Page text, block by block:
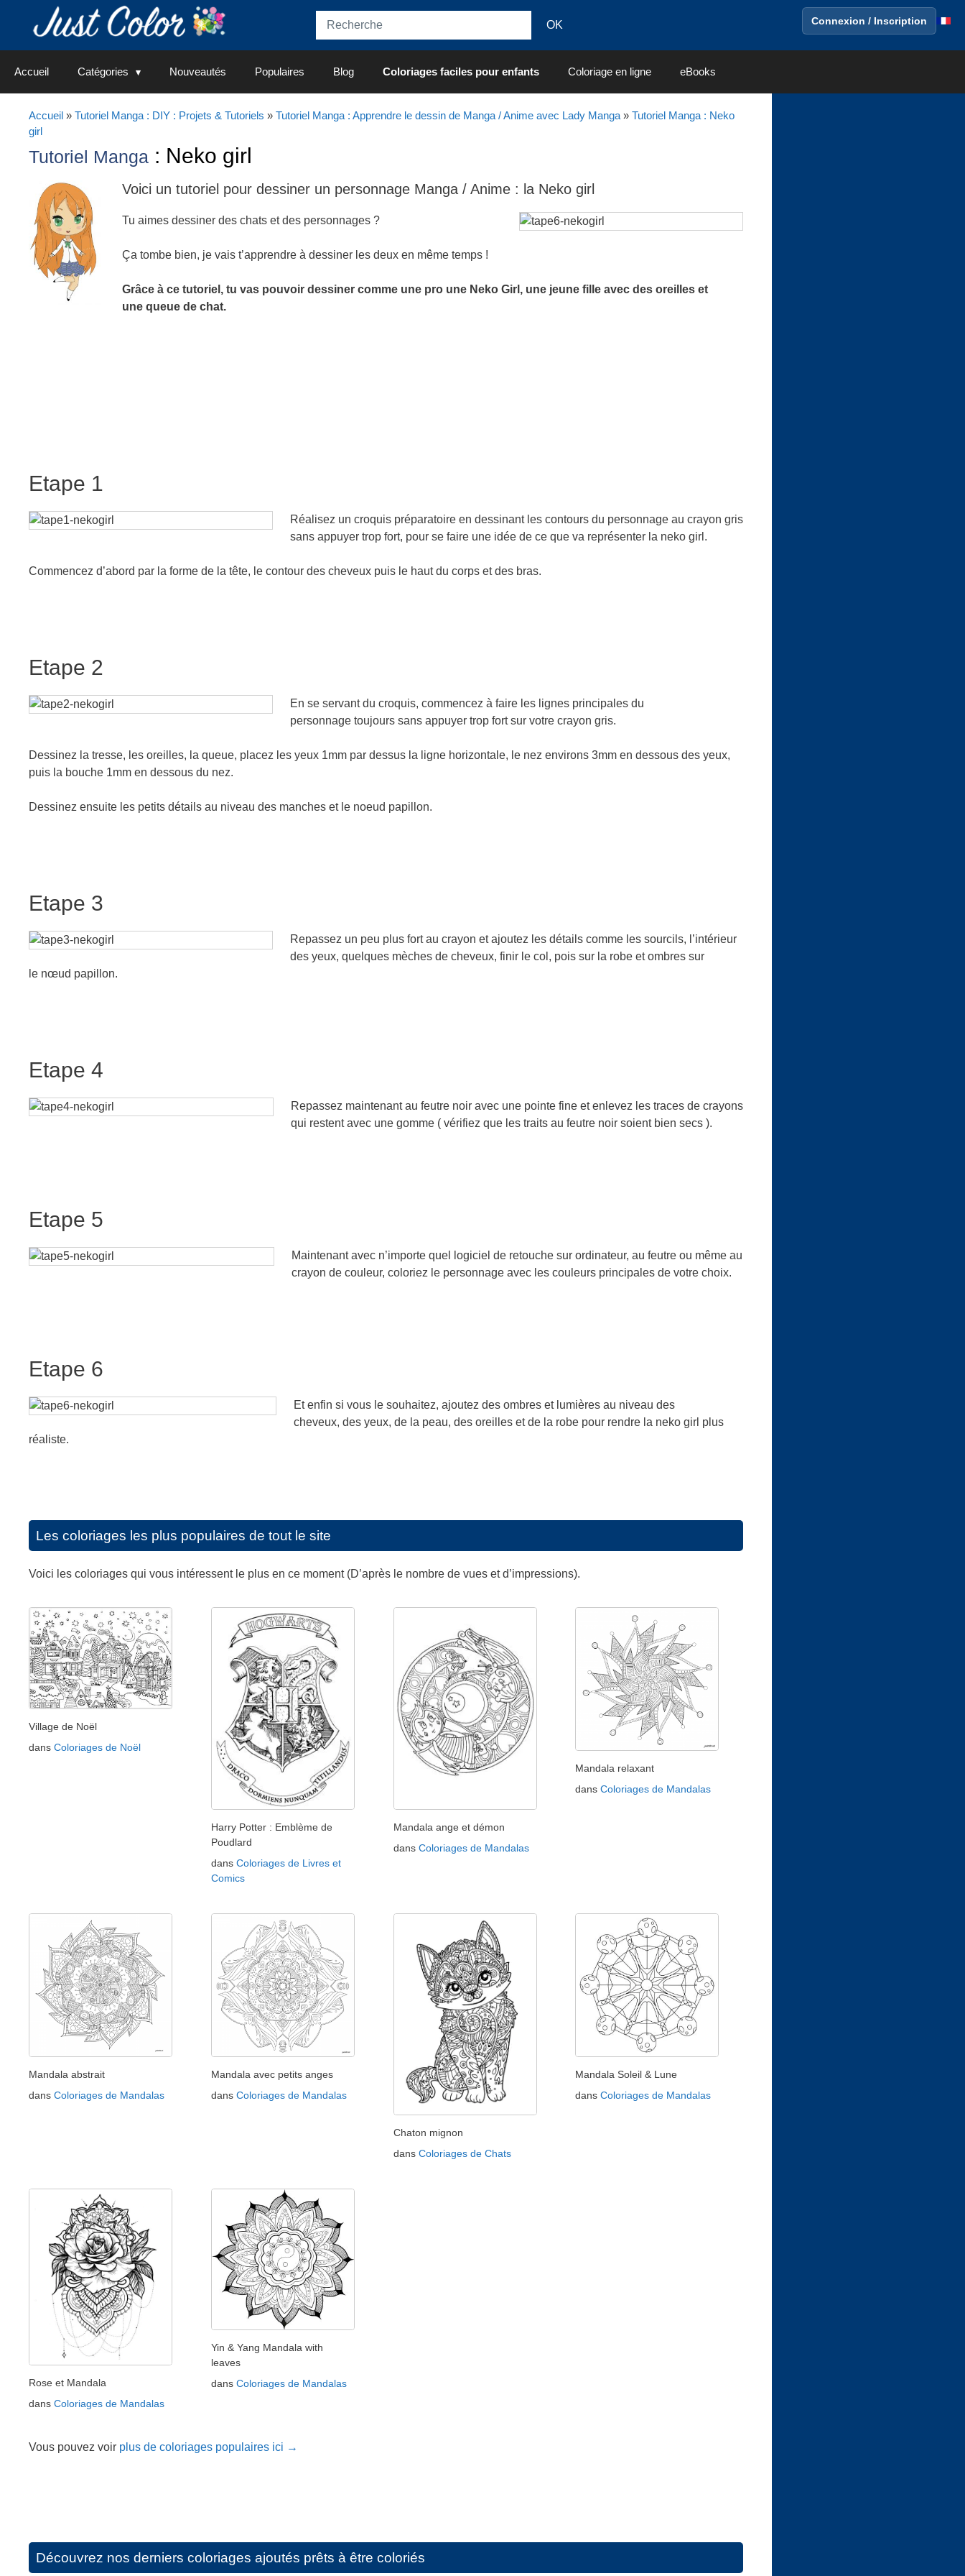
Connexion / Inscription
Accueil Catégories Nouveautés Populaires Blog Coloriages faciles pour enfants Coloriage en ligne eBooks
Accueil » Tutoriel Manga : DIY : Projets & Tutoriels » Tutoriel Manga : Apprendre le dessin de Manga / Anime avec Lady Manga » Tutoriel Manga : Neko
girl
Tutoriel Manga : Neko girl
Voici un tutoriel pour dessiner un personnage Manga / Anime : la Neko girl
Tu aimes dessiner des chats et des personnages ?
Ça tombe bien, je vais t’apprendre à dessiner les deux en même temps !
Grâce à ce tutoriel, tu vas pouvoir dessiner comme une pro une Neko Girl, une jeune fille avec des oreilles et
une queue de chat.
Etape 1
Réalisez un croquis préparatoire en dessinant les contours du personnage au crayon gris
sans appuyer trop fort, pour se faire une idée de ce que va représenter la neko girl.
Commencez d’abord par la forme de la tête, le contour des cheveux puis le haut du corps et des bras.
Etape 2
En se servant du croquis, commencez à faire les lignes principales du
personnage toujours sans appuyer trop fort sur votre crayon gris.
Dessinez la tresse, les oreilles, la queue, placez les yeux 1mm par dessus la ligne horizontale, le nez environs 3mm en dessous des yeux,
puis la bouche 1mm en dessous du nez.
Dessinez ensuite les petits détails au niveau des manches et le noeud papillon.
Etape 3
Repassez un peu plus fort au crayon et ajoutez les détails comme les sourcils, l’intérieur
des yeux, quelques mèches de cheveux, finir le col, pois sur la robe et ombres sur
le nœud papillon.
Etape 4
Repassez maintenant au feutre noir avec une pointe fine et enlevez les traces de crayons
qui restent avec une gomme ( vérifiez que les traits au feutre noir soient bien secs ).
Etape 5
Maintenant avec n’importe quel logiciel de retouche sur ordinateur, au feutre ou même au
crayon de couleur, coloriez le personnage avec les couleurs principales de votre choix.
Etape 6
Et enfin si vous le souhaitez, ajoutez des ombres et lumières au niveau des
cheveux, des yeux, de la peau, des oreilles et de la robe pour rendre la neko girl plus
réaliste.
Les coloriages les plus populaires de tout le site
Voici les coloriages qui vous intéressent le plus en ce moment (D’après le nombre de vues et d’impressions).
Village de Noël
dans Coloriages de Noël
Harry Potter : Emblème de
Poudlard
dans Coloriages de Livres et
Comics
Mandala ange et démon
dans Coloriages de Mandalas
Mandala relaxant
dansColoriages de Mandalas
Mandala abstrait
dans Coloriages de Mandalas
Mandala avec petits anges
dans Coloriages de Mandalas
Chaton mignon
dans Coloriages de Chats
Mandala Soleil & Lune
dansColoriages de Mandalas
Rose et Mandala
dans Coloriages de Mandalas
Yin & Yang Mandala with
leaves
dans Coloriages de Mandalas
Vous pouvez voir plus de coloriages populaires ici →
Découvrez nos derniers coloriages ajoutés prêts à être coloriés